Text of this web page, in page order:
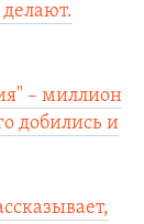
– миллион
добились и